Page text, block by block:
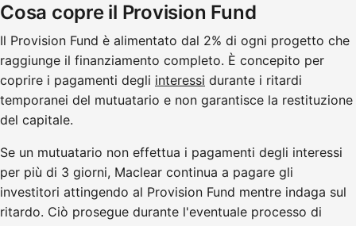
Cosa copre il Provision Fund
Il Provision Fund è alimentato dal 2% di ogni progetto che
raggiunge il finanziamento completo. È concepito per
coprire i pagamenti degli interessi durante i ritardi
temporanei del mutuatario e non garantisce la restituzione
del capitale.
Se un mutuatario non effettua i pagamenti degli interessi
per più di 3 giorni, Maclear continua a pagare gli
investitori attingendo al Provision Fund mentre indaga sul
ritardo. Ciò prosegue durante l'eventuale processo di